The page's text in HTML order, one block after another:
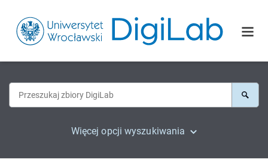
Więcej opcji wyszukiwania